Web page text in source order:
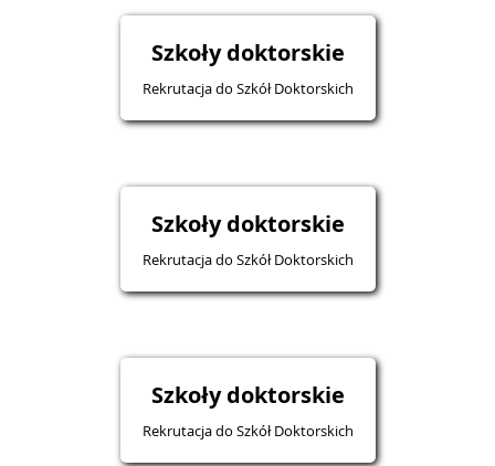
Szkoły doktorskie
Rekrutacja do Szkół Doktorskich
Szkoły doktorskie
Rekrutacja do Szkół Doktorskich
Szkoły doktorskie
Rekrutacja do Szkół Doktorskich